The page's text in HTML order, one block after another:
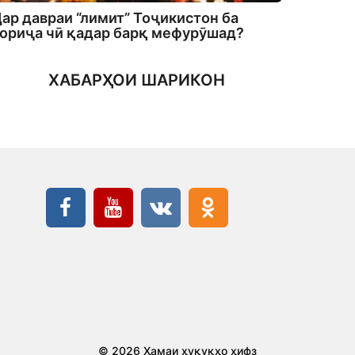
давраи “лимит” Тоҷикистон ба
чӣ қадар барқ мефурӯшад?
ХАБАРҲОИ ШАРИКОН
© 2026 Ҳамаи ҳуқуқҳо ҳифз